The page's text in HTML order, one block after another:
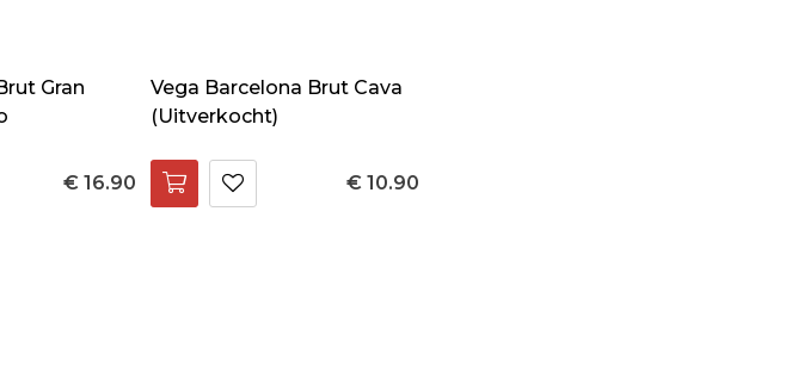
Gran
€ 16.90
Vega Barcelona Brut Cava
(Uitverkocht)
€ 10.90